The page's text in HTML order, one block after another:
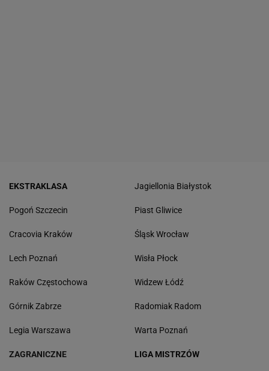
EKSTRAKLASA
Pogoń Szczecin
Cracovia Kraków
Lech Poznań
Raków Częstochowa
Górnik Zabrze
Legia Warszawa
Jagiellonia Białystok
Piast Gliwice
Śląsk Wrocław
Wisła Płock
Widzew Łódź
Radomiak Radom
Warta Poznań
ZAGRANICZNE LIGA MISTRZÓW